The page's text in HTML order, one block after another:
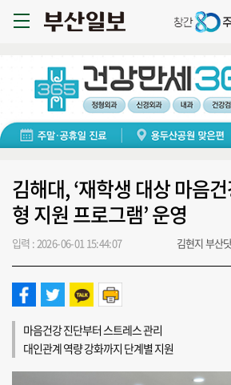
김해대, ‘재학생 대상 마음
형 지원 프로그램’ 운영
입력 : 2026-06-01 15:44:07 김현지 부산
마음건강 진단부터 스트레스 관리
대인관계 역량 강화까지 단계별 지원